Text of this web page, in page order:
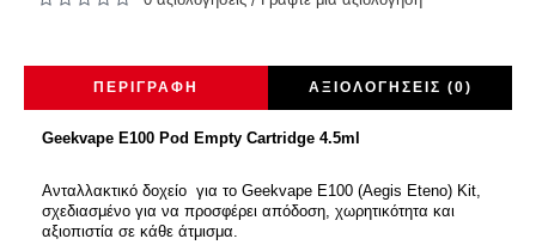
ΠΕΡΙΓΡΑΦΉ ΑΞΙΟΛΟΓΉΣΕΙΣ (0)
Geekvape E100 Pod Empty Cartridge 4.5ml
Ανταλλακτικό δοχείο για το Geekvape E100 (Aegis Eteno) Kit,
σχεδιασμένο για να προσφέρει απόδοση, χωρητικότητα και
αξιοπιστία σε κάθε άτμισμα.